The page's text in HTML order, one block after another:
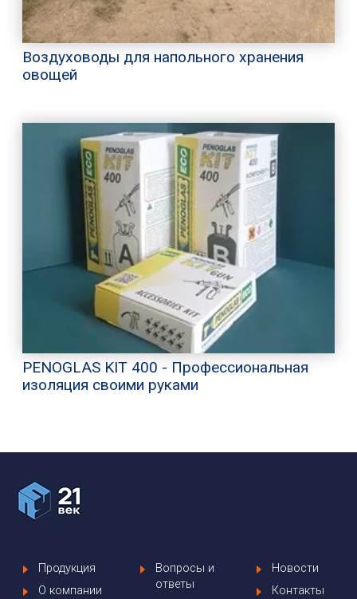
Воздуховоды для напольного хранения
овощей
PENOGLAS KIT 400 - Профессиональная
изоляция своими руками
Продукция
О компании
Вопросы и
ответы
Новости
Контакты